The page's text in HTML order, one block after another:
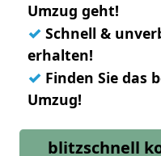
Umzug geht!
✓ Schnell &
erhalten!
✓ Finden Sie das
Umzug!
blitzschnell